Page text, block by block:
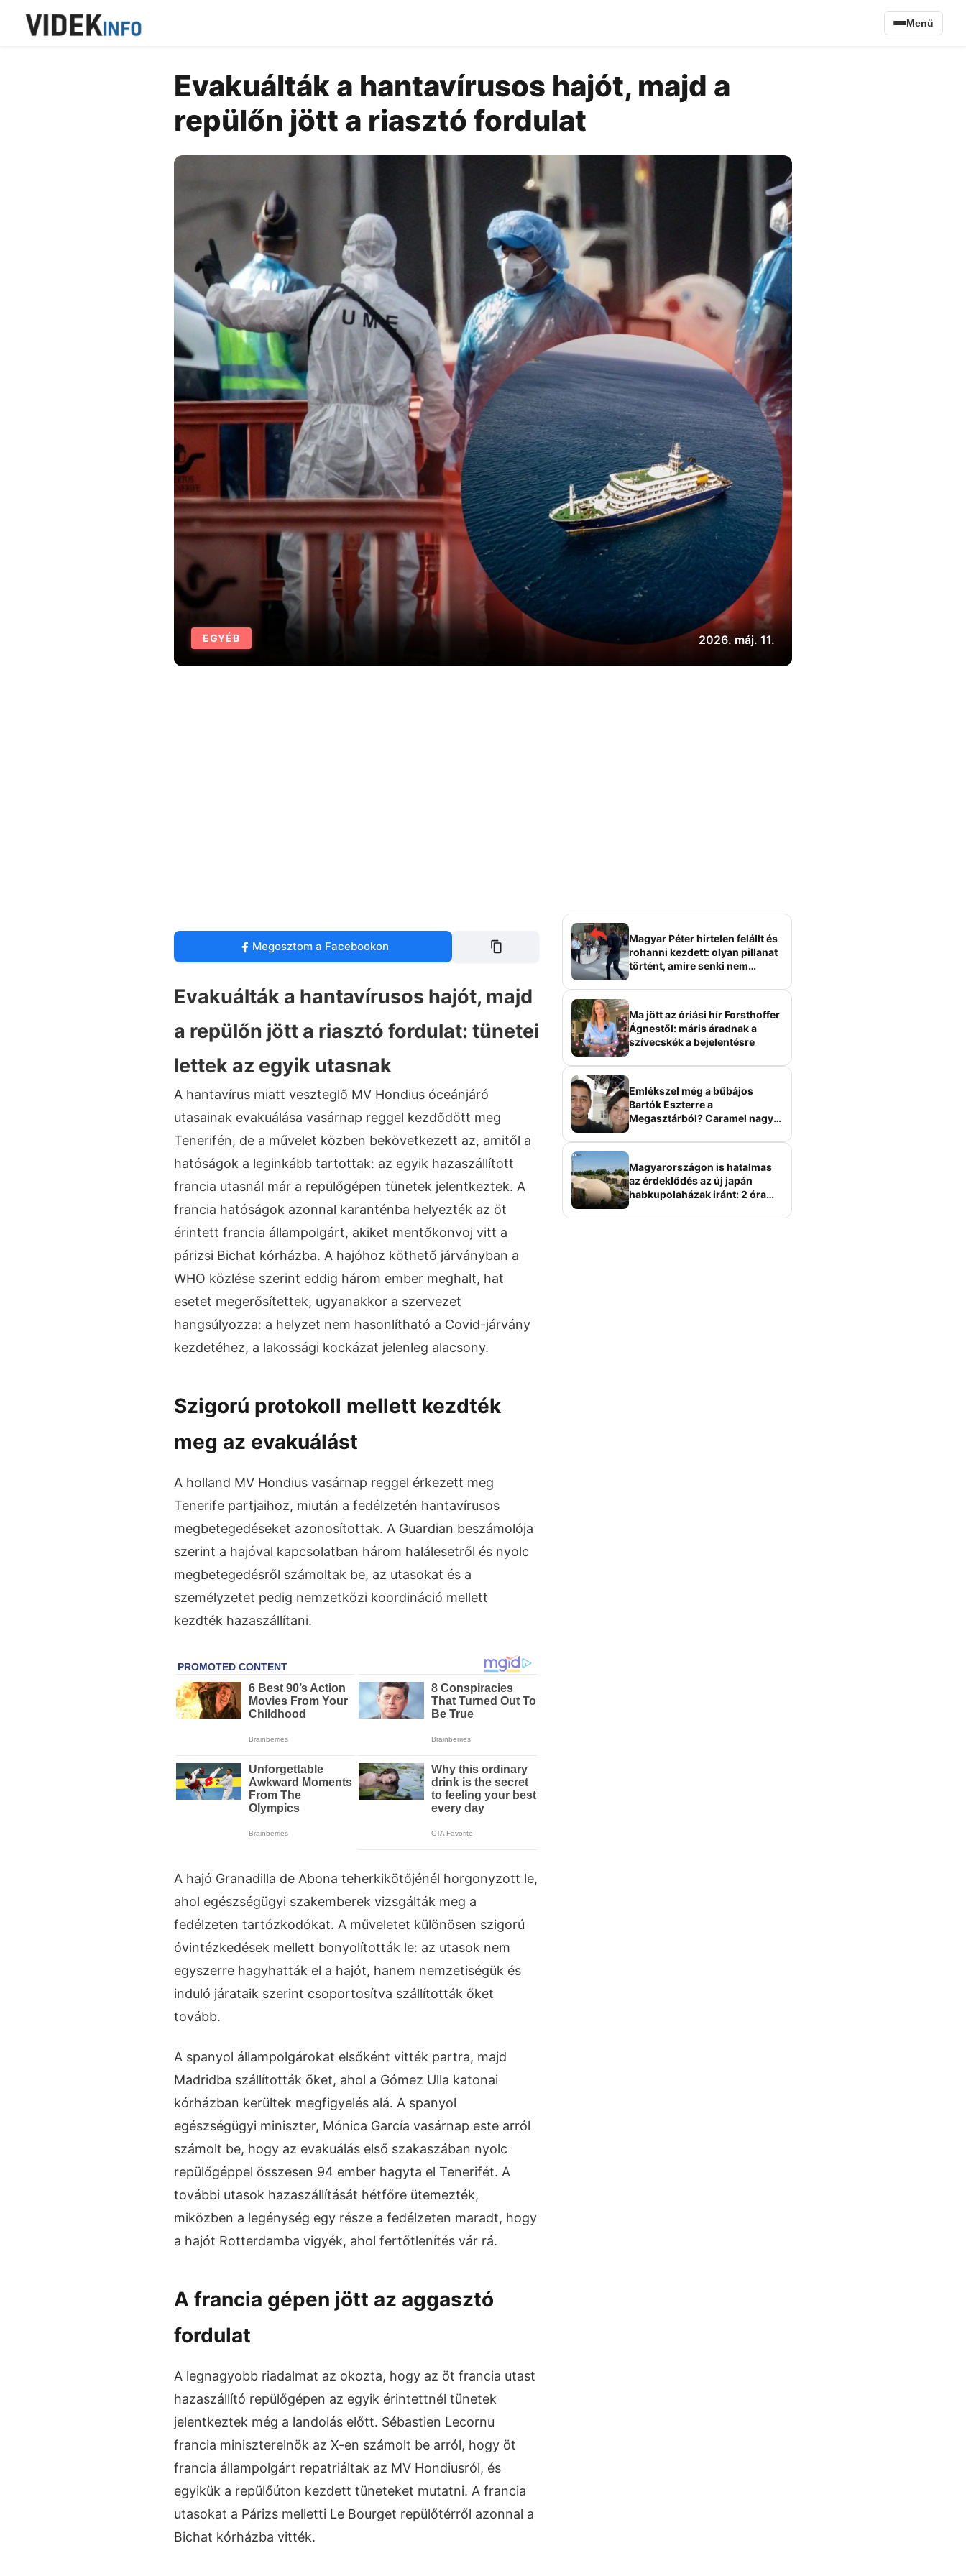
Menü
Evakuálták a hantavírusos hajót, majd a
repülőn jött a riasztó fordulat
EGYÉB 2026. máj. 11.
Megosztom a Facebookon
Evakuálták a hantavírusos hajót, majd
a repülőn jött a riasztó fordulat: tünetei
lettek az egyik utasnak
A hantavírus miatt veszteglő MV Hondius óceánjáró
utasainak evakuálása vasárnap reggel kezdődött meg
Tenerifén, de a művelet közben bekövetkezett az, amitől a
hatóságok a leginkább tartottak: az egyik hazaszállított
francia utasnál már a repülőgépen tünetek jelentkeztek. A
francia hatóságok azonnal karanténba helyezték az öt
érintett francia állampolgárt, akiket mentőkonvoj vitt a
párizsi Bichat kórházba. A hajóhoz köthető járványban a
WHO közlése szerint eddig három ember meghalt, hat
esetet megerősítettek, ugyanakkor a szervezet
hangsúlyozza: a helyzet nem hasonlítható a Covid-járvány
kezdetéhez, a lakossági kockázat jelenleg alacsony.
Szigorú protokoll mellett kezdték
meg az evakuálást
A holland MV Hondius vasárnap reggel érkezett meg
Tenerife partjaihoz, miután a fedélzetén hantavírusos
megbetegedéseket azonosítottak. A Guardian beszámolója
szerint a hajóval kapcsolatban három halálesetről és nyolc
megbetegedésről számoltak be, az utasokat és a
személyzetet pedig nemzetközi koordináció mellett
kezdték hazaszállítani.
A hajó Granadilla de Abona teherkikötőjénél horgonyzott le,
ahol egészségügyi szakemberek vizsgálták meg a
fedélzeten tartózkodókat. A műveletet különösen szigorú
óvintézkedések mellett bonyolították le: az utasok nem
egyszerre hagyhatták el a hajót, hanem nemzetiségük és
induló járataik szerint csoportosítva szállították őket
tovább.
A spanyol állampolgárokat elsőként vitték partra, majd
Madridba szállították őket, ahol a Gómez Ulla katonai
kórházban kerültek megfigyelés alá. A spanyol
egészségügyi miniszter, Mónica García vasárnap este arról
számolt be, hogy az evakuálás első szakaszában nyolc
repülőgéppel összesen 94 ember hagyta el Tenerifét. A
további utasok hazaszállítását hétfőre ütemezték,
miközben a legénység egy része a fedélzeten maradt, hogy
a hajót Rotterdamba vigyék, ahol fertőtlenítés vár rá.
A francia gépen jött az aggasztó
fordulat
A legnagyobb riadalmat az okozta, hogy az öt francia utast
hazaszállító repülőgépen az egyik érintettnél tünetek
jelentkeztek még a landolás előtt. Sébastien Lecornu
francia miniszterelnök az X-en számolt be arról, hogy öt
francia állampolgárt repatriáltak az MV Hondiusról, és
egyikük a repülőúton kezdett tüneteket mutatni. A francia
utasokat a Párizs melletti Le Bourget repülőtérről azonnal a
Bichat kórházba vitték.
Magyar Péter hirtelen felállt és
rohanni kezdett: olyan pillanat
történt, amire senki nem
Ma jött az óriási hír Forsthoffer
Ágnestől: máris áradnak a
szívecskék a bejelentésre
Emlékszel még a bűbájos
Bartók Eszterre a
Megasztárból? Caramel nagy
Magyarországon is hatalmas
az érdeklődés az új japán
habkupolaházak iránt: 2 óra
elképesztő áron hirdetik őket